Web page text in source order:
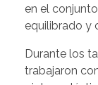
en el
equilibrado y
Durante los
trabajaron